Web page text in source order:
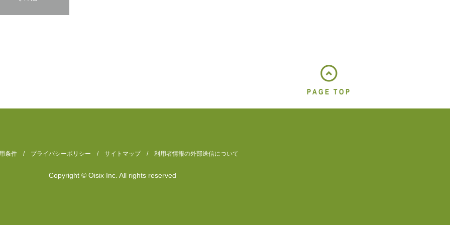
PAGE TOP
条件/ プライバシーポリシー / サイトマップ/ 利用者情報の外部送信について
Copyright © Oisix Inc. All rights reserved